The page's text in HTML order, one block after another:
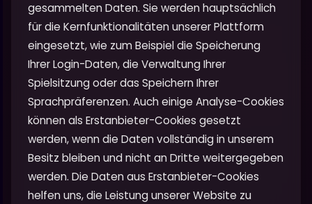
gesammelten Daten. Sie werden hauptsächlich
für die Kernfunktionalitäten unserer Plattform
eingesetzt, wie zum Beispiel die Speicherung
Ihrer Login-Daten, die Verwaltung Ihrer
Spielsitzung oder das Speichern Ihrer
Sprachpräferenzen. Auch einige Analyse-Cookies
können als Erstanbieter-Cookies gesetzt
werden, wenn die Daten vollständig in unserem
Besitz bleiben und nicht an Dritte weitergegeben
werden. Die Daten aus Erstanbieter-Cookies
helfen uns, die Leistung unserer Website zu